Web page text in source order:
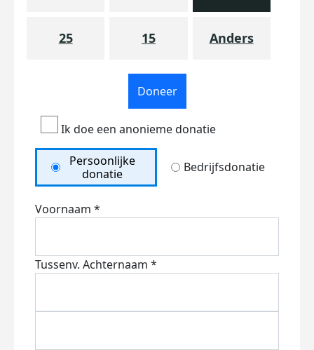
25 15 Anders
Doneer
Ik doe een anonieme donatie
Persoonlijke
donatie
Bedrijfsdonatie
Voornaam *
Tussenv. Achternaam *